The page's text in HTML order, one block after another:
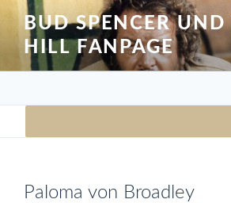
Inhalt
springen
BUD SPENCER UND
HILL FANPAGE
Paloma von Broadley